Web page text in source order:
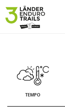
sr.Table Of Content
TEMPO